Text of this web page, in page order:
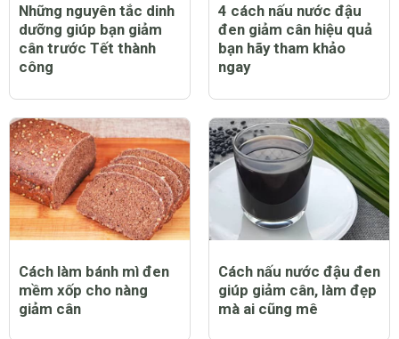
Những nguyên tắc dinh
dưỡng giúp bạn giảm
cân trước Tết thành
công
4 cách nấu nước đậu
đen giảm cân hiệu quả
bạn hãy tham khảo
ngay
Cách làm bánh mì đen
mềm xốp cho nàng
giảm cân
Cách nấu nước đậu đen
giúp giảm cân, làm đẹp
mà ai cũng mê